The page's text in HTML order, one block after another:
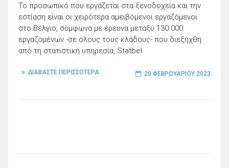
Το προσωπικό που εργάζεται στα ξενοδοχεία και την
εστίαση είναι οι χειρότερα αμειβόμενοι εργαζόμενοι
στο Βέλγιο, σύμφωνα με έρευνα μεταξύ 130.000
εργαζομένων -σε όλους τους κλάδους- που διεξήχθη
από τη στατιστική υπηρεσία, Statbel.
ΔΙΑΒΑΣΤΕ ΠΕΡΙΣΣΟΤΕΡΑ 20 ΦΕΒΡΟΥΑΡΊΟΥ 2023